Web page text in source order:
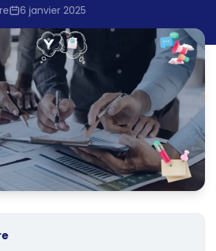
6 janvier 2025